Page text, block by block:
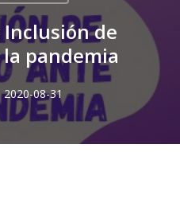
de
pandemia
2020-08-31